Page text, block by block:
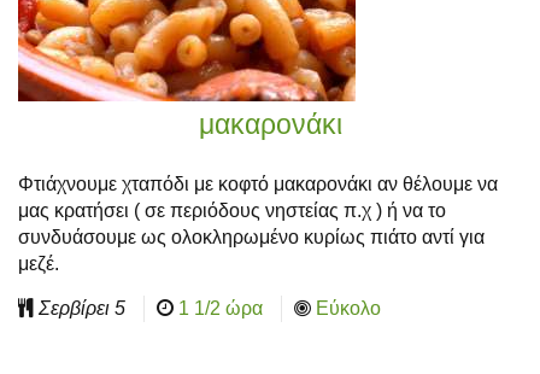
μακαρονάκι
Φτιάχνουμε χταπόδι με κοφτό μακαρονάκι αν θέλουμε να
μας κρατήσει ( σε περιόδους νηστείας π.χ ) ή να το
συνδυάσουμε ως ολοκληρωμένο κυρίως πιάτο αντί για
μεζέ.
Σερβίρει 5 1 1/2 ώρα Εύκολο